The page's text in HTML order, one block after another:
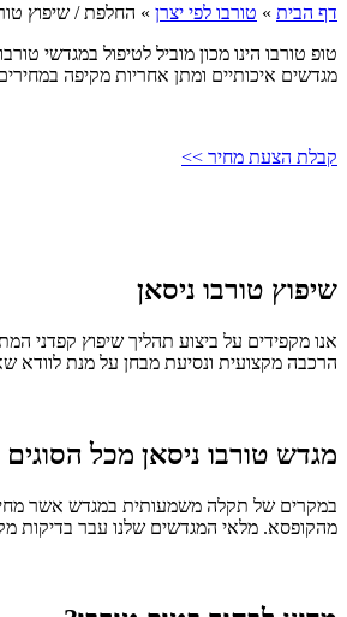
דף הבית » טורבו לפי יצרן » החלפת / שיפוץ
טופ טורבו הינו מכון מוביל לטיפול במגדשי
מגדשים איכותיים ומתן אחריות מקיפה
קבלת הצעת מחיר >>
שיפוץ טורבו ניסאן
אנו מקפידים על ביצוע תהליך שיפוץ קפדני
הרכבה מקצועית ונסיעת מבחן על מנת לוודא
מגדש טורבו ניסאן מכל הסוגים
במקרים של תקלה משמעותית במגדש אשר
מהקופסא. מלאי המגדשים שלנו עבר בדיקות